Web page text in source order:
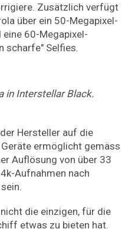
Zusätzlich verfügt
über ein 50-Megapixel-
60-Megapixel-
scharfe" Selfies.
in Interstellar Black.
Hersteller auf die
ermöglicht gemäss
Auflösung von über 33
Aufnahmen nach
die einzigen, für die
etwas zu bieten hat.